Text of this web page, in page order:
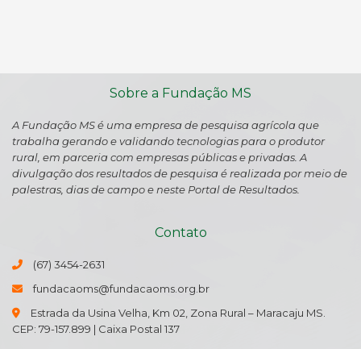
Sobre a Fundação MS
A Fundação MS é uma empresa de pesquisa agrícola que
trabalha gerando e validando tecnologias para o produtor
rural, em parceria com empresas públicas e privadas. A
divulgação dos resultados de pesquisa é realizada por meio de
palestras, dias de campo e neste Portal de Resultados.
Contato
(67) 3454-2631
fundacaoms@fundacaoms.org.br
Estrada da Usina Velha, Km 02, Zona Rural – Maracaju MS.
CEP: 79-157.899 | Caixa Postal 137